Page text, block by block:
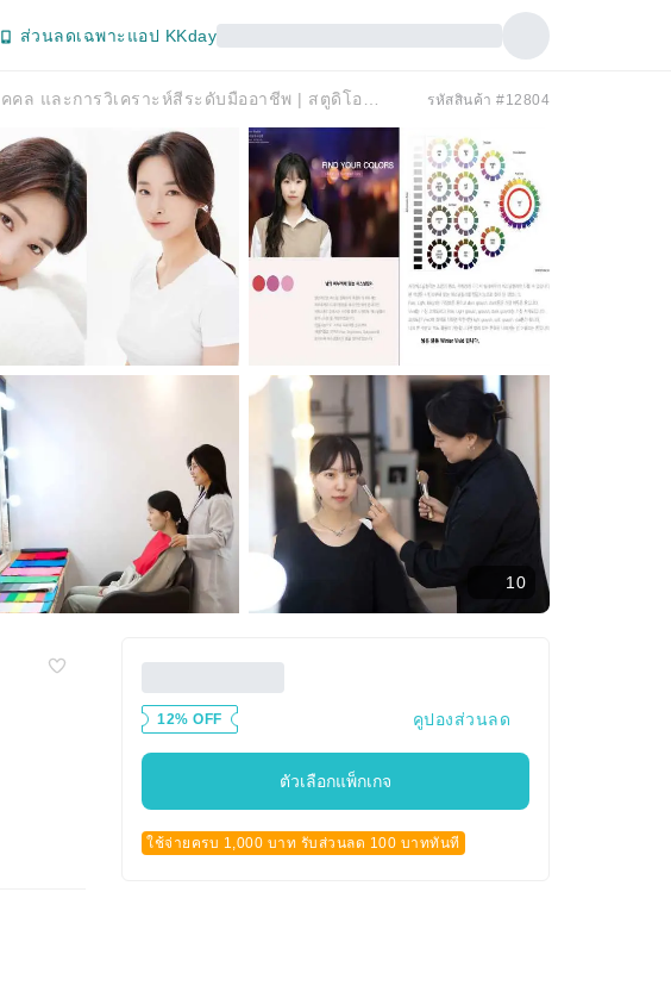
ส่วนลดเฉพาะแอป KKday
รหัสสินค้า #12804
10
12% OFF คูปองส่วนลด
ตัวเลือกแพ็กเกจ
ใช้จ่ายครบ 1,000 บาท รับส่วนลด 100 บาททันที